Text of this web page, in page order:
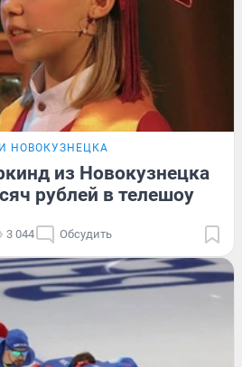
НОВОКУЗНЕЦКА
из Новокузнецка
рублей в телешоу
3 044 Обсудить